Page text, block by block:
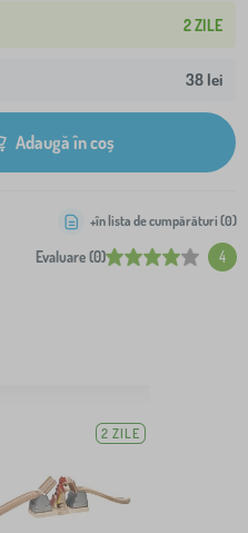
2 ZILE
38 lei
Adaugă în coș
Evaluare (0) 4
+în lista de cumpărături (0)
2 ZILE